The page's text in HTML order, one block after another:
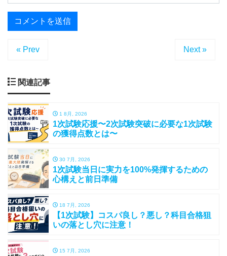
« Prev Next »
関連記事
1 8月, 2026
1次試験応援〜2次試験突破に必要な1次試験
の獲得点数とは〜
30 7月, 2026
1次試験当日に実力を100%発揮するための
心構えと前日準備
18 7月, 2026
【1次試験】コスパ良し？悪し？科目合格狙
いの落とし穴に注意！
15 7月, 2026